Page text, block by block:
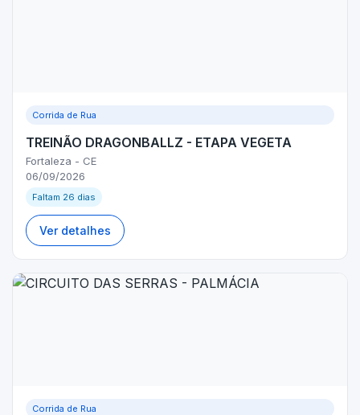
Corrida de Rua
TREINÃO DRAGONBALLZ - ETAPA VEGETA
Fortaleza - CE
06/09/2026
Faltam 26 dias
Ver detalhes
Corrida de Rua